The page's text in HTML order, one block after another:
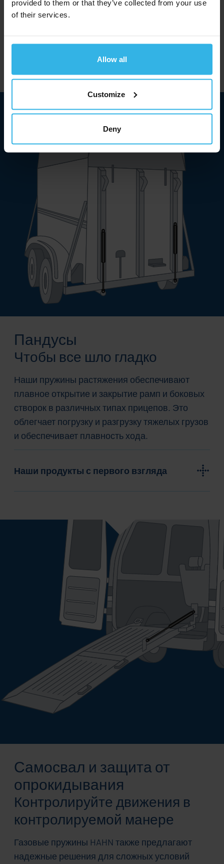
provided to them or that they’ve collected from your use
of their services.
Allow all
Customize
Deny
надежное закрытие.
Наши продукты с первого взгляда
Пандусы
Чтобы все шло гладко
Наши пружины растяжения обеспечивают
плавное открытие и закрытие рамп и боковых
створок в различных типах прицепов. Это
облегчает погрузку и разгрузку тяжелых грузов
и обеспечивает плавность хода.
Наши продукты с первого взгляда
Самосвал и защита от
опрокидывания
Контролируйте движения в
контролируемой манере
Газовые пружины HAHN также предлагают
надежные решения для сложных условий